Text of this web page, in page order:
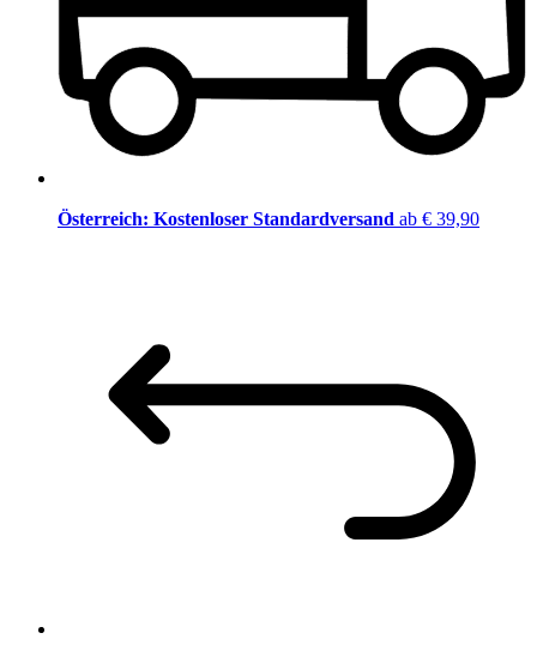
Österreich: Kostenloser Standardversand ab € 39,90